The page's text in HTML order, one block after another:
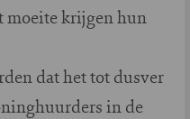
moeite krijgen hun
dat het tot dusver
in de